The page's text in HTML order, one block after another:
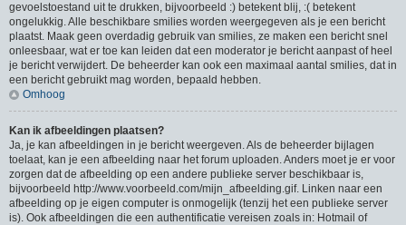
gevoelstoestand uit te drukken, bijvoorbeeld :) betekent blij, :( betekent
ongelukkig. Alle beschikbare smilies worden weergegeven als je een bericht
plaatst. Maak geen overdadig gebruik van smilies, ze maken een bericht snel
onleesbaar, wat er toe kan leiden dat een moderator je bericht aanpast of heel
je bericht verwijdert. De beheerder kan ook een maximaal aantal smilies, dat in
een bericht gebruikt mag worden, bepaald hebben.
Omhoog
Kan ik afbeeldingen plaatsen?
Ja, je kan afbeeldingen in je bericht weergeven. Als de beheerder bijlagen
toelaat, kan je een afbeelding naar het forum uploaden. Anders moet je er voor
zorgen dat de afbeelding op een andere publieke server beschikbaar is,
bijvoorbeeld http://www.voorbeeld.com/mijn_afbeelding.gif. Linken naar een
afbeelding op je eigen computer is onmogelijk (tenzij het een publieke server
is). Ook afbeeldingen die een authentificatie vereisen zoals in: Hotmail of